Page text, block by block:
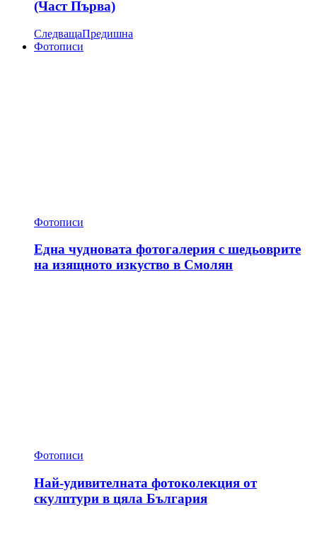
(Част Първа)
СледващаПредишна
Фотописи
Фотописи
Една чудновата фотогалерия с шедьоврите
на изящното изкуство в Смолян
Фотописи
Най-удивителната фотоколекция от
скулптури в цяла България